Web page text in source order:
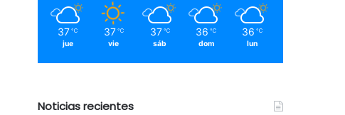
37 ℃
jue
37 ℃
vie
37 ℃
sáb
36 ℃
dom
36 ℃
lun
Noticias recientes